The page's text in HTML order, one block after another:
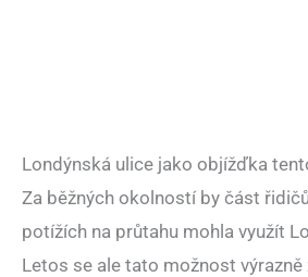
Londýnská ulice jako objížďka
Za běžných okolností by část
potížích na průtahu mohla využít
Letos se ale tato možnost